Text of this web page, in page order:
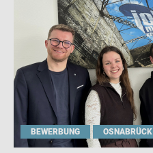
BEWERBUNG OSNABRÜCK